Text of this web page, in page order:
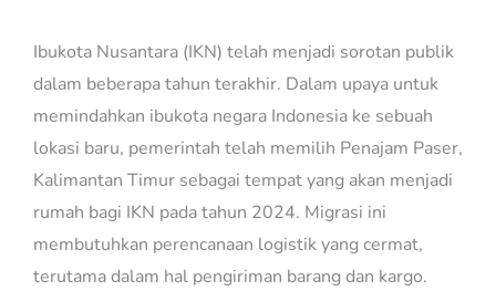
Ibukota Nusantara (IKN) telah menjadi sorotan publik
dalam beberapa tahun terakhir. Dalam upaya untuk
memindahkan ibukota negara Indonesia ke sebuah
lokasi baru, pemerintah telah memilih Penajam Paser,
Kalimantan Timur sebagai tempat yang akan menjadi
rumah bagi IKN pada tahun 2024. Migrasi ini
membutuhkan perencanaan logistik yang cermat,
terutama dalam hal pengiriman barang dan kargo.